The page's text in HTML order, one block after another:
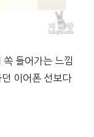
쏙 들어가는 느낌
이어폰 선보다